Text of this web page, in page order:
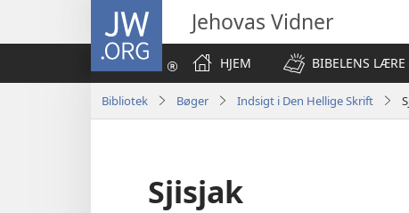
JW.ORG Jehovas Vidner
HJEM
BIBELENS LÆRE
Bibliotek Bøger Indsigt i Den Hellige Skrift
Sjisjak